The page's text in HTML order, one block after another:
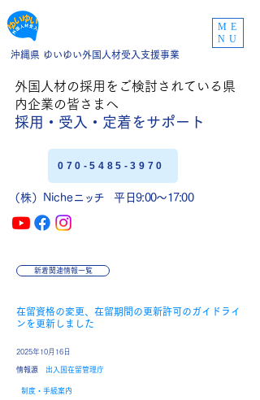
ME
NU
沖縄県 ゆいゆい外国人材受入支援事業
外国人材の採用をご検討されている県
内企業の皆さまへ
採用・受入・定着をサポート
070-5485-3970
（株）Nicheニッチ平日9:00〜17:00
新着関連情報一覧
在留資格の変更、在留期間の更新許可のガイドライ
ンを更新しました
2025年10月16日
​情報源 出入国在留管理庁
制度・手続案内